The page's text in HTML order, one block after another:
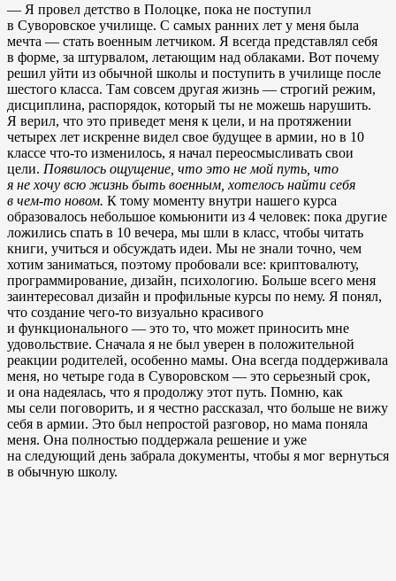
— Я провел детство в Полоцке, пока не поступил
в Суворовское училище. С самых ранних лет у меня была
мечта — стать военным летчиком. Я всегда представлял себя
в форме, за штурвалом, летающим над облаками. Вот почему
решил уйти из обычной школы и поступить в училище после
шестого класса. Там совсем другая жизнь — строгий режим,
дисциплина, распорядок, который ты не можешь нарушить.
Я верил, что это приведет меня к цели, и на протяжении
четырех лет искренне видел свое будущее в армии, но в 10
классе что-то изменилось, я начал переосмысливать свои
цели. Появилось ощущение, что это не мой путь, что
я не хочу всю жизнь быть военным, хотелось найти себя
в чем-то новом. К тому моменту внутри нашего курса
образовалось небольшое комьюнити из 4 человек: пока другие
ложились спать в 10 вечера, мы шли в класс, чтобы читать
книги, учиться и обсуждать идеи. Мы не знали точно, чем
хотим заниматься, поэтому пробовали все: криптовалюту,
программирование, дизайн, психологию. Больше всего меня
заинтересовал дизайн и профильные курсы по нему. Я понял,
что создание чего-то визуально красивого
и функционального — это то, что может приносить мне
удовольствие. Сначала я не был уверен в положительной
реакции родителей, особенно мамы. Она всегда поддерживала
меня, но четыре года в Суворовском — это серьезный срок,
и она надеялась, что я продолжу этот путь. Помню, как
мы сели поговорить, и я честно рассказал, что больше не вижу
себя в армии. Это был непростой разговор, но мама поняла
меня. Она полностью поддержала решение и уже
на следующий день забрала документы, чтобы я мог вернуться
в обычную школу.